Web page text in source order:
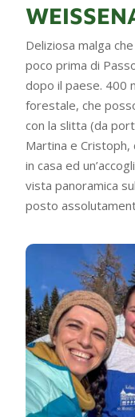
Deliziosa malga
poco prima di
dopo il paese. 400
forestale, che
con la slitta (da
Martina e
in casa ed
vista panoramica
posto